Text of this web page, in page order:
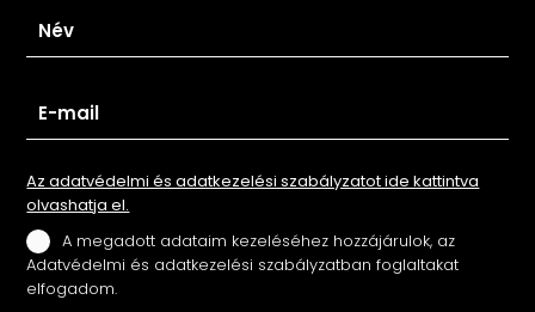
Az adatvédelmi és adatkezelési szabályzatot ide kattintva
olvashatja el.
A megadott adataim kezeléséhez hozzájárulok, az
Adatvédelmi és adatkezelési szabályzatban foglaltakat
elfogadom.